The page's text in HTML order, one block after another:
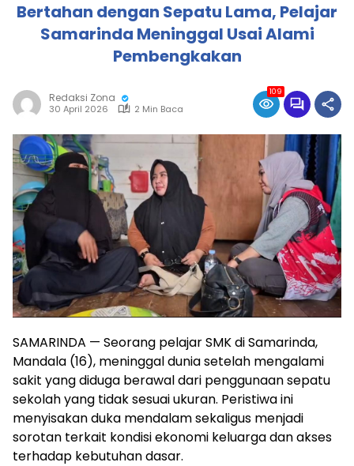
Bertahan dengan Sepatu Lama, Pelajar
Samarinda Meninggal Usai Alami
Pembengkakan
Redaksi Zona
30 April 2026 2 Min Baca
109
SAMARINDA — Seorang pelajar SMK di Samarinda,
Mandala (16), meninggal dunia setelah mengalami
sakit yang diduga berawal dari penggunaan sepatu
sekolah yang tidak sesuai ukuran. Peristiwa ini
menyisakan duka mendalam sekaligus menjadi
sorotan terkait kondisi ekonomi keluarga dan akses
terhadap kebutuhan dasar.